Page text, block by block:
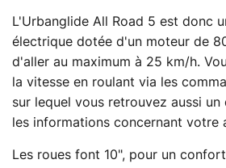
L'Urbanglide All Road 5 est donc
électrique dotée d'un moteur de
d'aller au maximum à 25 km/h.
la vitesse en roulant via les
sur lequel vous retrouvez aussi
les informations concernant votre
Les roues font 10", pour un